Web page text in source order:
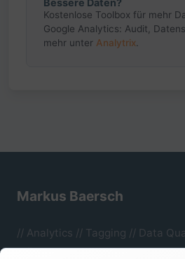
Kostenlose Toolbox für mehr
Google Analytics: Audit,
mehr unter Analytrix
Markus Baersch
// Analytics // Tagging // Data
Mönchengladbach, NRW.